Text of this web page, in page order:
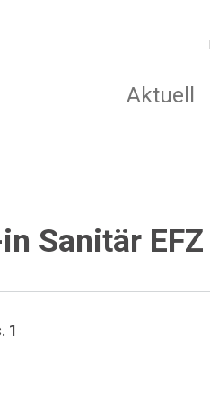
Aktuell
Sanitär EFZ
1